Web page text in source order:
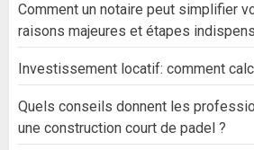
Comment un notaire peut simplifier
raisons majeures et étapes
Investissement locatif: comment
Quels conseils donnent les
une construction court de padel ?